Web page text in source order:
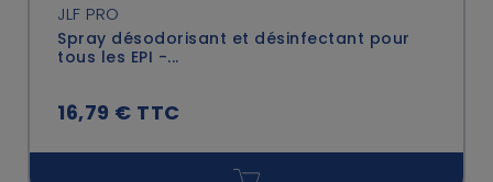
JLF PRO
Spray désodorisant et désinfectant pour
tous les EPI -...
16,79 € TTC